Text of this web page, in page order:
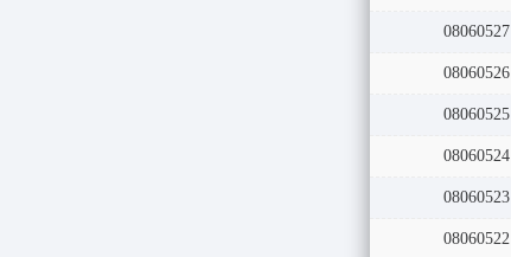
08060528
08060527
08060526
08060525
08060524
08060523